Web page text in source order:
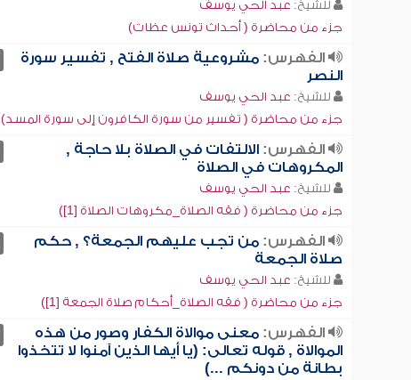
للشيخ: عبد الحي يوسف
جزء من محاضرة ( أحداث تونس عظات)
الفهرس:مشروعية صلاة الفتح , تفسير سورة
النصر
للشيخ: عبد الحي يوسف
جزء من محاضرة ( تفسير من سورة الكافرون إلى سورة المسد)
الفهرس:الالتفات في الصلاة بلا حاجة ,
المكروهات في الصلاة
للشيخ: عبد الحي يوسف
جزء من محاضرة ( فقه الصلاة_مكروهات الصلاة [1])
الفهرس:من تجب عليهم الجمعة؟ , حكم
صلاة الجمعة
للشيخ: عبد الحي يوسف
جزء من محاضرة ( فقه الصلاة_أحكام صلاة الجمعة [1])
الفهرس:معنى موالاة الكفار وصور من هذه
الموالاة , قوله تعالى: (يا أيها الذين آمنوا لا تتخذوا
بطانة من دونكم ...)